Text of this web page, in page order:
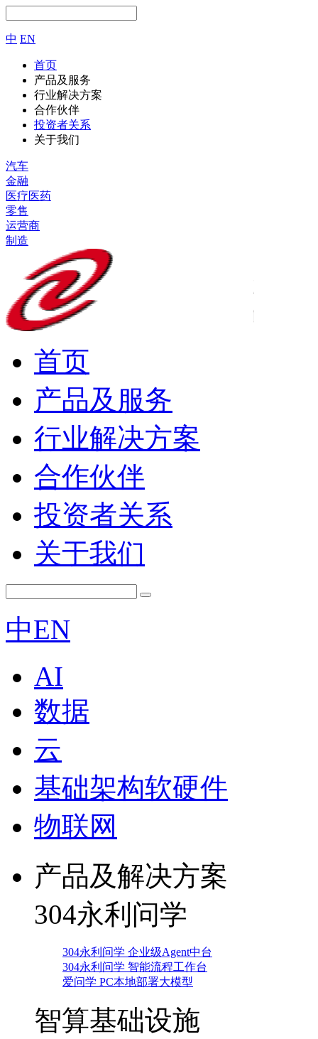
中 EN
首页
产品及服务
行业解决方案
合作伙伴
投资者关系
关于我们
汽车
金融
医疗医药
零售
运营商
制造
首页
产品及服务
行业解决方案
合作伙伴
投资者关系
关于我们
中EN
AI
数据
云
基础架构软硬件
物联网
产品及解决方案
304永利问学
304永利问学 企业级Agent中台
304永利问学 智能流程工作台
爱问学 PC本地部署大模型
智算基础设施